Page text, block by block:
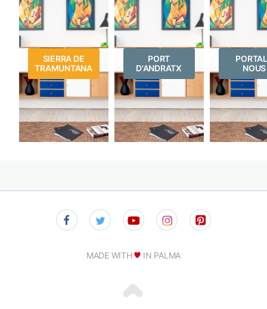
SIERRA DE
TRAMUNTANA
PORT
D'ANDRATX
NOUS
MADE WITH IN PALMA